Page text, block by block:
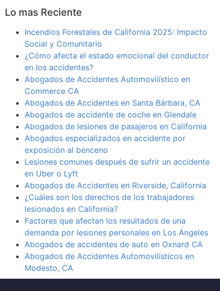
Lo mas Reciente
Incendios Forestales de California 2025: Impacto
Social y Comunitario
¿Cómo afecta el estado emocional del conductor
en los accidentes?
Abogados de Accidentes Automovilístico en
Commerce CA
Abogados de Accidentes en Santa Bárbara, CA
Abogados de accidente de coche en Glendale
Abogados de lesiones de pasajeros en California
Abogados especializados en accidente por
exposición al benceno
Lesiones comunes después de sufrir un accidente
en Uber o Lyft
Abogados de Accidentes en Riverside, California
¿Cuáles son los derechos de los trabajadores
lesionados en California?
Factores que afectan los resultados de una
demanda por lesiones personales en Los Ángeles
Abogados de accidentes de auto en Oxnard CA
Abogados de Accidentes Automovilísticos en
Modesto, CA